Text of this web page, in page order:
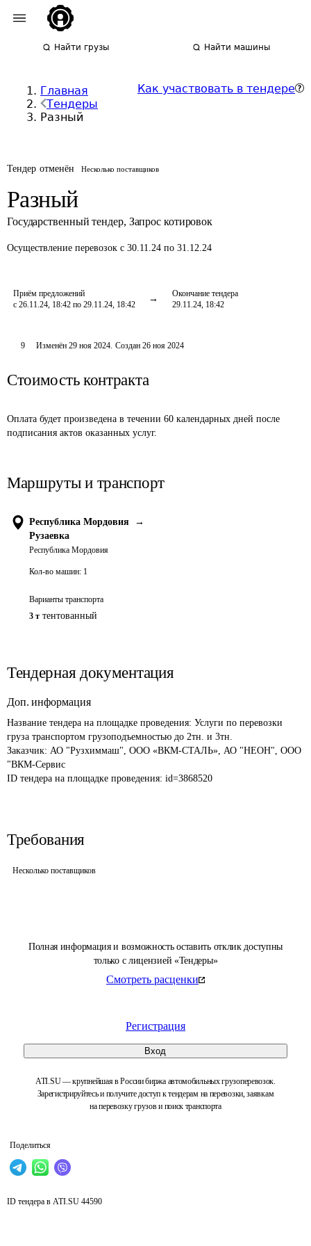
Найти грузы Найти машины
Главная
Тендеры
Разный
Как участвовать в тендере
Тендер отменён Несколько поставщиков
Разный
Государственный тендер, Запрос котировок
Осуществление перевозок с 30.11.24 по 31.12.24
Приём предложений
с 26.11.24, 18:42 по 29.11.24, 18:42
Окончание тендера
29.11.24, 18:42
Полная информация и возможность оставить отклик доступны
только с лицензией «Тендеры»
Смотреть расценки
Регистрация
Вход
ATI.SU — крупнейшая в России биржа автомобильных грузоперевозок.
Зарегистрируйтесь и получите доступ к тендерам на перевозки, заявкам
на перевозку грузов и поиск транспорта
Поделиться
9 Изменён 29 ноя 2024. Создан 26 ноя 2024
Стоимость контракта
Оплата будет произведена в течении 60 календарных дней после
подписания актов оказанных услуг.
Маршруты и транспорт
Республика Мордовия
→
Рузаевка
Республика Мордовия
Кол-во машин: 1
Варианты транспорта
3 т тентованный
Тендерная документация
Доп. информация
Название тендера на площадке проведения: Услуги по перевозки
груза транспортом грузоподъемностью до 2тн. и 3тн.
Заказчик: АО "Рузхиммаш", ООО «ВКМ-СТАЛЬ», АО "НЕОН", ООО
"ВКМ-Сервис
ID тендера на площадке проведения: id=3868520
Требования
Несколько поставщиков
ID тендера в ATI.SU 44590